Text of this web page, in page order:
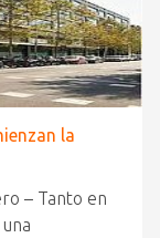
la
– Tanto en